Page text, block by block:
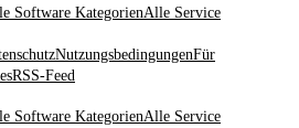
Software KategorienAlle Service
NutzungsbedingungenFür
RSS-Feed
Software KategorienAlle Service